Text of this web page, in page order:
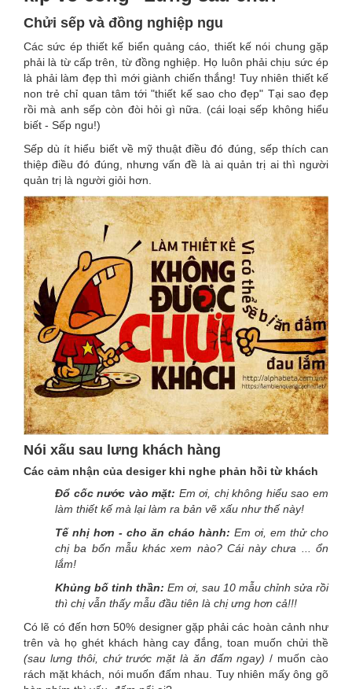
Chửi sếp và đồng nghiệp ngu
Các sức ép thiết kế biển quảng cáo, thiết kế nói chung gặp
phải là từ cấp trên, từ đồng nghiệp. Họ luôn phải chịu sức ép
là phải làm đẹp thì mới giành chiến thắng! Tuy nhiên thiết kế
non trẻ chỉ quan tâm tới "thiết kế sao cho đẹp" Tại sao đẹp
rồi mà anh sếp còn đòi hỏi gì nữa. (cái loại sếp không hiểu
biết - Sếp ngu!)
Sếp dù ít hiểu biết về mỹ thuật điều đó đúng, sếp thích can
thiệp điều đó đúng, nhưng vấn đề là ai quản trị ai thì người
quản trị là người giỏi hơn.
Nói xấu sau lưng khách hàng
Các cảm nhận của desiger khi nghe phản hồi từ khách
Đổ cốc nước vào mặt: Em ơi, chị không hiểu sao em
làm thiết kế mà lại làm ra bản vẽ xấu như thế này!
Tế nhị hơn - cho ăn cháo hành: Em ơi, em thử cho
chị ba bốn mẫu khác xem nào? Cái này chưa ... ổn
lắm!
Khủng bố tinh thần: Em ơi, sau 10 mẫu chỉnh sửa rồi
thì chị vẫn thấy mẫu đầu tiên là chị ưng hơn cả!!!
Có lẽ có đến hơn 50% designer gặp phải các hoàn cảnh như
trên và họ ghét khách hàng cay đắng, toan muốn chửi thề
(sau lưng thôi, chứ trước mặt là ăn đấm ngay) / muốn cào
rách mặt khách, nói muốn đấm nhau. Tuy nhiên mấy ông gõ